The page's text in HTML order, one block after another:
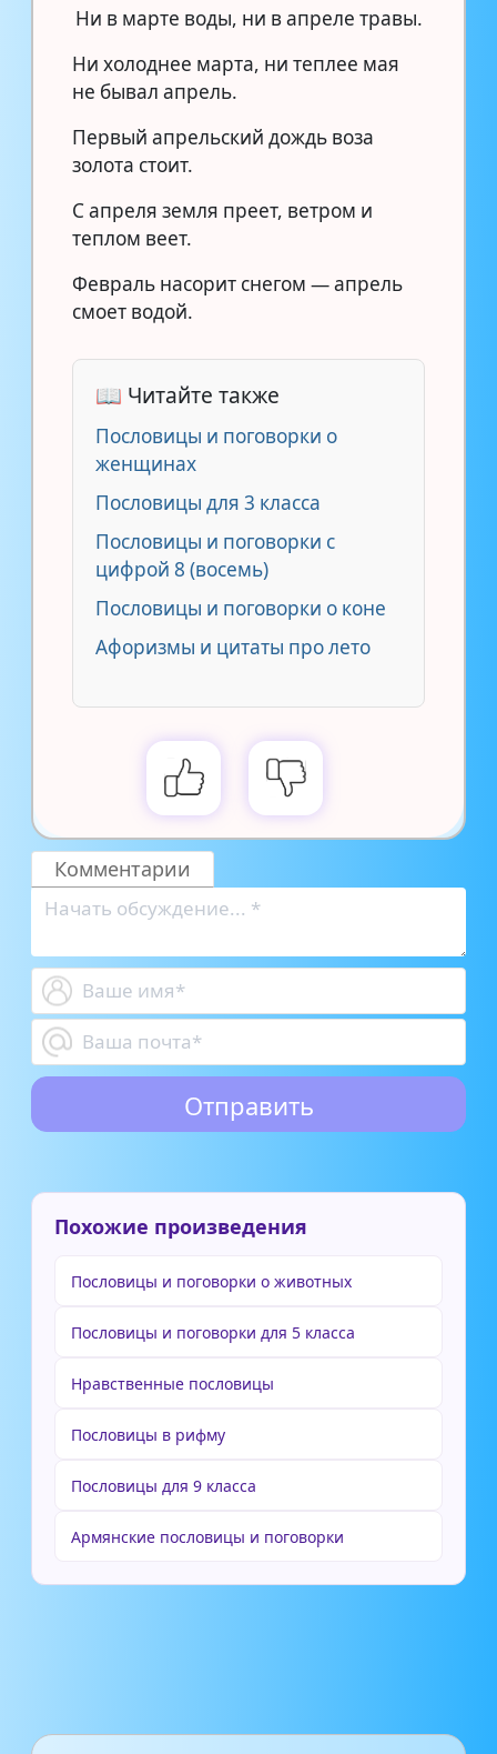
Ни в марте воды, ни в апреле травы.
Ни холоднее марта, ни теплее мая
не бывал апрель.
Первый апрельский дождь воза
золота стоит.
С апреля земля преет, ветром и
теплом веет.
Февраль насорит снегом — апрель
смоет водой.
📖 Читайте также
Пословицы и поговорки о
женщинах
Пословицы для 3 класса
Пословицы и поговорки с
цифрой 8 (восемь)
Пословицы и поговорки о коне
Афоризмы и цитаты про лето
Комментарии
Похожие произведения
Пословицы и поговорки о животных
Пословицы и поговорки для 5 класса
Нравственные пословицы
Пословицы в рифму
Пословицы для 9 класса
Армянские пословицы и поговорки